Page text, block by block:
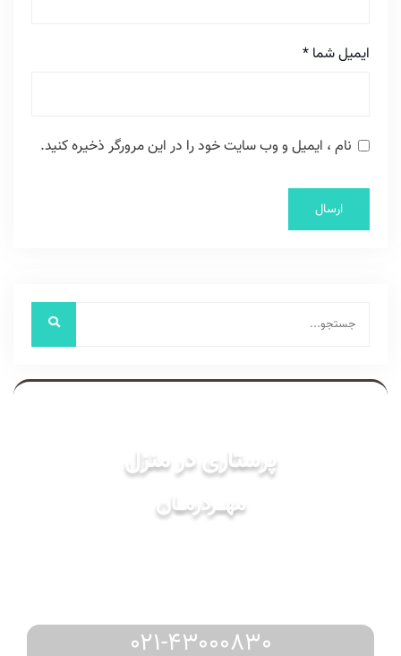
ایمیل شما *
نام ، ایمیل و وب سایت خود را در این مرورگر ذخیره کنید.
پرستاری در منزل
مهـــردرمـــان
021-43000830